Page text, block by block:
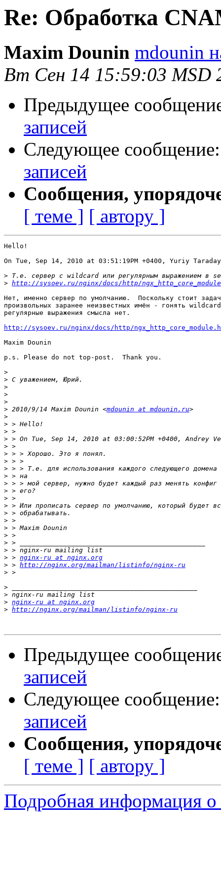
Re: Обработка
Maxim Dounin mdounin
Вт Сен 14 15:59:03 MSD
Предыдущее
записей
Следующее
записей
Сообщения,
[ теме ] [ автору ]
Hello!
On Tue, Sep 14, 2010 at 03:51:19PM +0400, Yuriy
>
> http://sysoev.ru/nginx/docs/http/
Нет, именно сервер по умолчанию.  Поскольку стоит
произвольных заранее неизвестных имён - гонять
регулярные выражения смысла нет.
http://sysoev.ru/nginx/docs/http/
Maxim Dounin
p.s. Please do not top-post.  Thank you.
>
>
>
>
>
> 2010/9/14 Maxim Dounin <mdounin at mdounin.ru
>
>
>
>
>
>
>
>
>
>
>
>
>
>
>
>
>
>
>
> > nginx-ru at nginx.org
> > http://nginx.org/mailman/listinfo/nginx-ru
>
>
>
> nginx-ru at nginx.org
> http://nginx.org/mailman/listinfo/nginx-ru
Предыдущее
записей
Следующее
записей
Сообщения,
[ теме ] [ автору ]
Подробная информация